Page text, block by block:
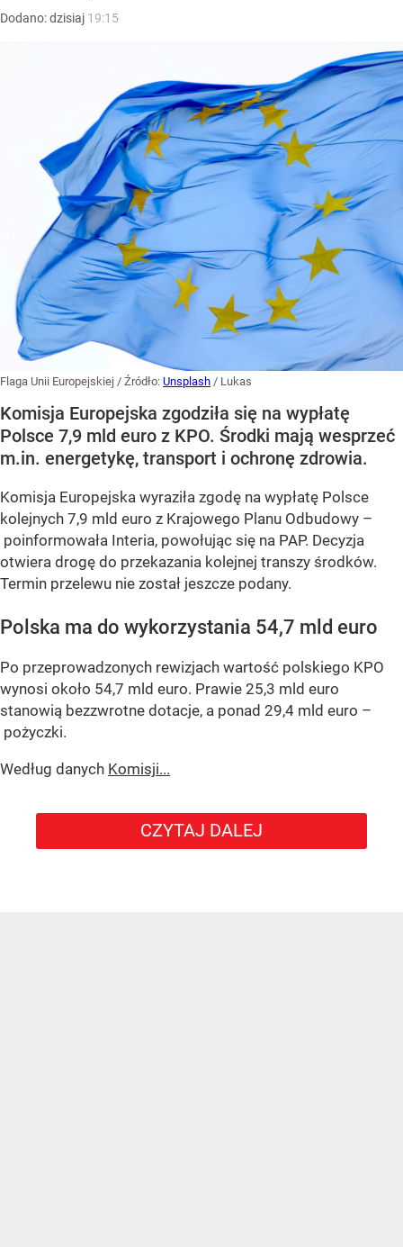
Dodano:dzisiaj 19:15
Flaga Unii Europejskiej / Źródło: Unsplash / Lukas
Komisja Europejska zgodziła się na wypłatę
Polsce 7,9 mld euro z KPO. Środki mają wesprzeć
m.in. energetykę, transport i ochronę zdrowia.
Komisja Europejska wyraziła zgodę na wypłatę Polsce
kolejnych 7,9 mld euro z Krajowego Planu Odbudowy –
poinformowała Interia, powołując się na PAP. Decyzja
otwiera drogę do przekazania kolejnej transzy środków.
Termin przelewu nie został jeszcze podany.
Polska ma do wykorzystania 54,7 mld euro
Po przeprowadzonych rewizjach wartość polskiego KPO
wynosi około 54,7 mld euro. Prawie 25,3 mld euro
stanowią bezzwrotne dotacje, a ponad 29,4 mld euro –
pożyczki.
Według danych Komisji...
CZYTAJ DALEJ